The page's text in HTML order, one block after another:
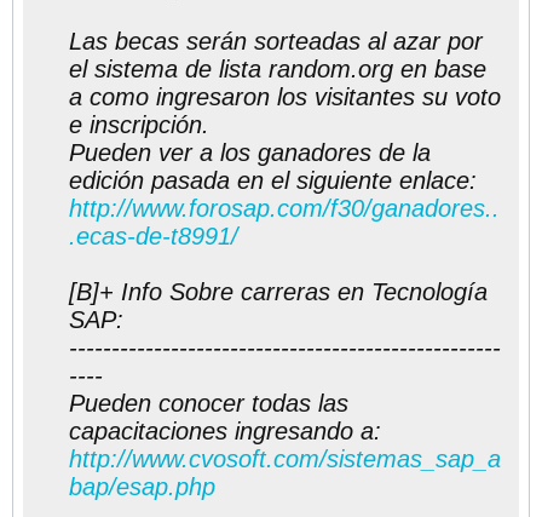
Las becas serán sorteadas al azar por
el sistema de lista random.org en base
a como ingresaron los visitantes su voto
e inscripción.
Pueden ver a los ganadores de la
edición pasada en el siguiente enlace:
http://www.forosap.com/f30/ganadores..
.ecas-de-t8991/
[B]+ Info Sobre carreras en Tecnología
SAP:
---------------------------------------------------
----
Pueden conocer todas las
capacitaciones ingresando a:
http://www.cvosoft.com/sistemas_sap_a
bap/esap.php